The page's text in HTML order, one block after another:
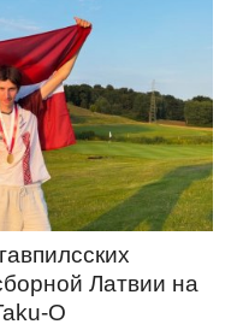
Латвии на
O